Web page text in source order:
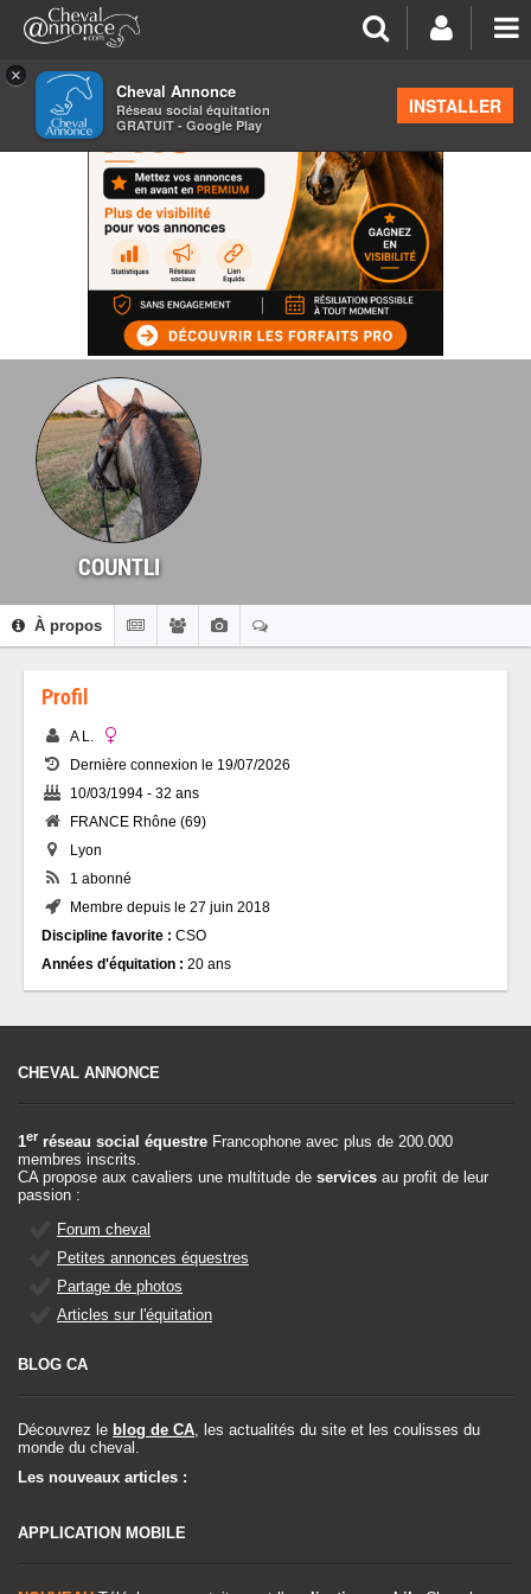
×
Cheval Annonce
Réseau social équitation
GRATUIT - Google Play
INSTALLER
COUNTLI
À propos
Profil
A L.
Dernière connexion le 19/07/2026
10/03/1994 - 32 ans
FRANCE Rhône (69)
Lyon
1 abonné
Membre depuis le 27 juin 2018
Discipline favorite : CSO
Années d'équitation : 20 ans
CHEVAL ANNONCE
1er réseau social équestre Francophone avec plus de 200.000
membres inscrits.
CA propose aux cavaliers une multitude de services au profit de leur
passion :
Forum cheval
Petites annonces équestres
Partage de photos
Articles sur l'équitation
BLOG CA
Découvrez le blog de CA, les actualités du site et les coulisses du
monde du cheval.
Les nouveaux articles :
APPLICATION MOBILE